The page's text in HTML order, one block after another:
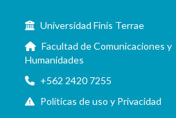
Universidad Finis Terrae
Facultad de Comunicaciones y
Humanidades
+562 2420 7255
Políticas de uso y Privacidad